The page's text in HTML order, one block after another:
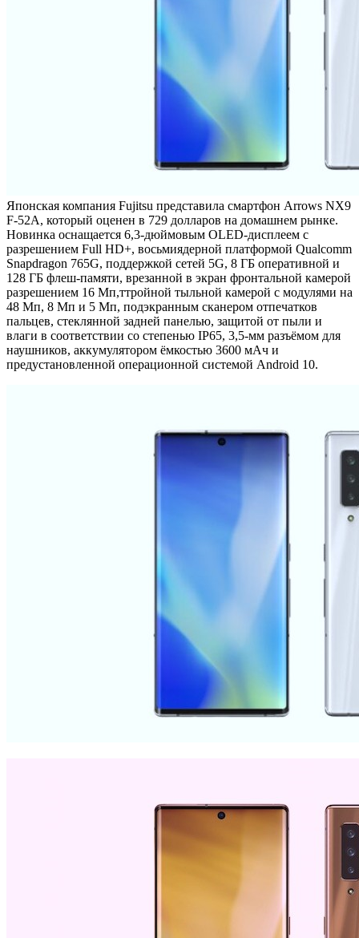
Японская компания Fujitsu представила смартфон Arrows NX9
F-52A, который оценен в 729 долларов на домашнем рынке.
Новинка оснащается 6,3-дюймовым OLED-дисплеем с
разрешением Full HD+, восьмиядерной платформой Qualcomm
Snapdragon 765G, поддержкой сетей 5G, 8 ГБ оперативной и
128 ГБ флеш-памяти, врезанной в экран фронтальной камерой
разрешением 16 Мп,ттройной тыльной камерой с модулями на
48 Мп, 8 Мп и 5 Мп, подэкранным сканером отпечатков
пальцев, стеклянной задней панелью, защитой от пыли и
влаги в соответствии со степенью IP65, 3,5-мм разъёмом для
наушников, аккумулятором ёмкостью 3600 мАч и
предустановленной операционной системой Android 10.